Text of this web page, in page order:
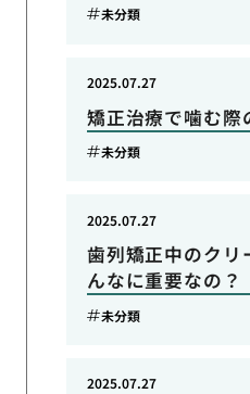
未分類
矯正治療で噛む際
2025.07.27
未分類
歯列矯正中のクリ
んなに重要なの？
2025.07.27
未分類
2025.07.27